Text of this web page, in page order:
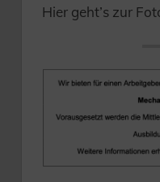
Hier geht’s zur